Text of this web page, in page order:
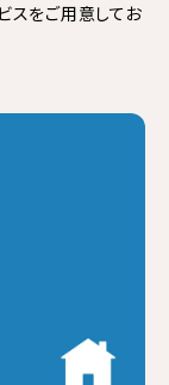
スをご用意してお